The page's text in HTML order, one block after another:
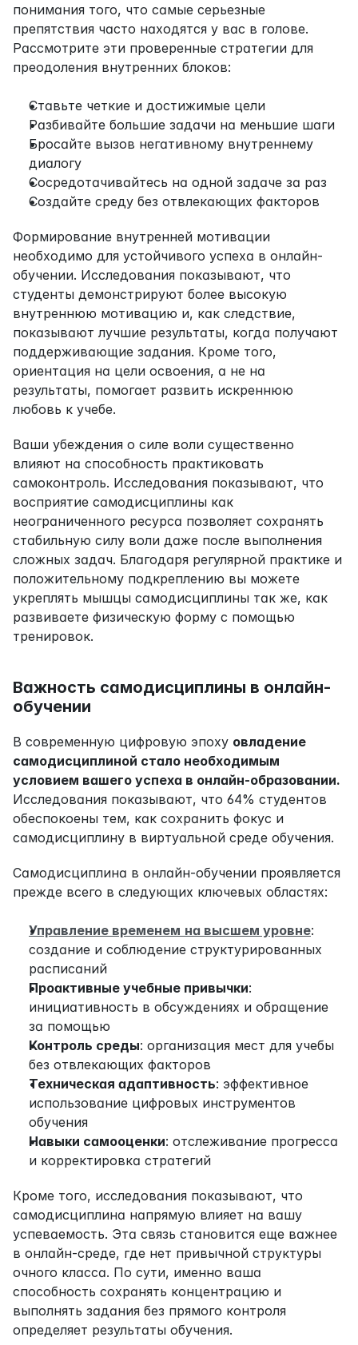
понимания того, что самые серьезные
препятствия часто находятся у вас в голове.
Рассмотрите эти проверенные стратегии для
преодоления внутренних блоков:
Ставьте четкие и достижимые цели
Разбивайте большие задачи на меньшие шаги
Бросайте вызов негативному внутреннему
диалогу
Сосредотачивайтесь на одной задаче за раз
Создайте среду без отвлекающих факторов
Формирование внутренней мотивации
необходимо для устойчивого успеха в онлайн-
обучении. Исследования показывают, что
студенты демонстрируют более высокую
внутреннюю мотивацию и, как следствие,
показывают лучшие результаты, когда получают
поддерживающие задания. Кроме того,
ориентация на цели освоения, а не на
результаты, помогает развить искреннюю
любовь к учебе.
Ваши убеждения о силе воли существенно
влияют на способность практиковать
самоконтроль. Исследования показывают, что
восприятие самодисциплины как
неограниченного ресурса позволяет сохранять
стабильную силу воли даже после выполнения
сложных задач. Благодаря регулярной практике и
положительному подкреплению вы можете
укреплять мышцы самодисциплины так же, как
развиваете физическую форму с помощью
тренировок.
Важность самодисциплины в онлайн-
обучении
В современную цифровую эпоху овладение
самодисциплиной стало необходимым
условием вашего успеха в онлайн-образовании.
Исследования показывают, что 64% студентов
обеспокоены тем, как сохранить фокус и
самодисциплину в виртуальной среде обучения.
Самодисциплина в онлайн-обучении проявляется
прежде всего в следующих ключевых областях:
Управление временем на высшем уровне:
создание и соблюдение структурированных
расписаний
Проактивные учебные привычки:
инициативность в обсуждениях и обращение
за помощью
Контроль среды: организация мест для учебы
без отвлекающих факторов
Техническая адаптивность: эффективное
использование цифровых инструментов
обучения
Навыки самооценки: отслеживание прогресса
и корректировка стратегий
Кроме того, исследования показывают, что
самодисциплина напрямую влияет на вашу
успеваемость. Эта связь становится еще важнее
в онлайн-среде, где нет привычной структуры
очного класса. По сути, именно ваша
способность сохранять концентрацию и
выполнять задания без прямого контроля
определяет результаты обучения.